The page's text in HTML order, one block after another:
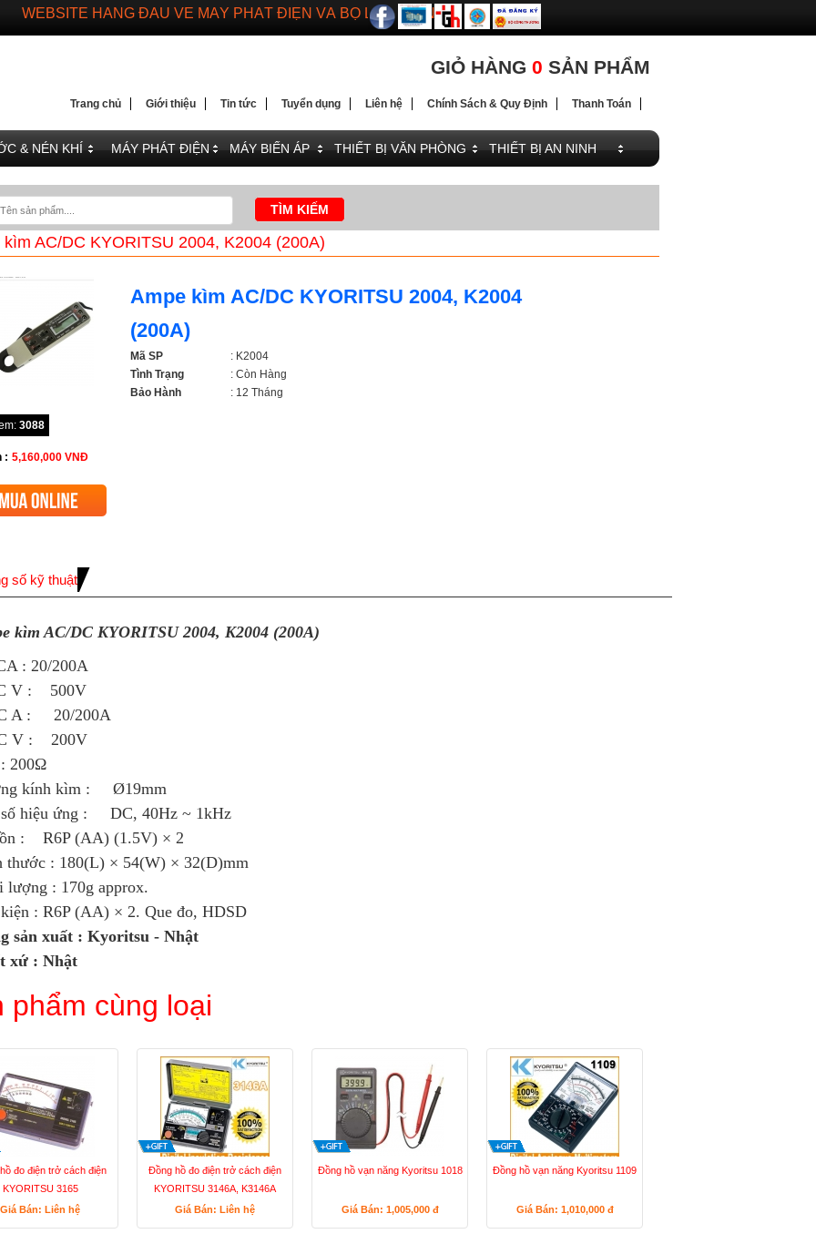
DIENMAYTOANTHANG.COM
WEBSITE HÀNG ĐẦU VỀ MÁY PHÁT ĐIỆN VÀ BỘ LƯU ĐIỆN
GIỎ HÀNG 0 SẢN PHẨM
Trang chủ Giới thiệu Tin tức Tuyển dụng Liên hệ Chính Sách & Quy Định Thanh Toán
& NÉN KHÍ MÁY PHÁT ĐIỆN MÁY BIẾN ÁP THIẾT BỊ VĂN PHÒNG THIẾT BỊ AN NINH
kìm AC/DC KYORITSU 2004, K2004 (200A)
3088
: 5,160,000 VNĐ
Ampe kìm AC/DC KYORITSU 2004, K2004
(200A)
Mã SP
: K2004
Tình Trạng
: Còn Hàng
Bảo Hành
: 12 Tháng
số kỹ thuật
kìm AC/DC KYORITSU 2004, K2004 (200A)
: 20/200A
V : 500V
A : 20/200A
V : 200V
200Ω
kính kìm : Ø19mm
số hiệu ứng : DC, 40Hz ~ 1kHz
: R6P (AA) (1.5V) × 2
thước : 180(L) × 54(W) × 32(D)mm
lượng : 170g approx.
: R6P (AA) × 2. Que đo, HDSD
sản xuất : Kyoritsu - Nhật
xứ : Nhật
phẩm cùng loại
đo điện trở cách điện
KYORITSU 3165
Giá Bán: Liên hệ
Đồng hồ đo điện trở cách điện
KYORITSU 3146A, K3146A
Giá Bán: Liên hệ
Đồng hồ vạn năng Kyoritsu 1018
Giá Bán: 1,005,000 đ
Đồng hồ vạn năng Kyoritsu 1109
Giá Bán: 1,010,000 đ